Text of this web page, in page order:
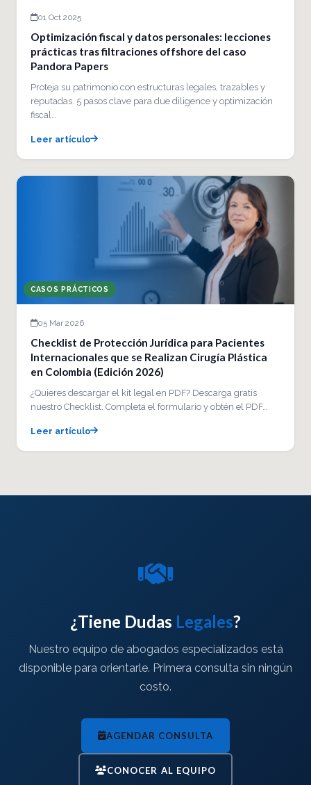
01 Oct 2025
Optimización fiscal y datos personales: lecciones
prácticas tras filtraciones offshore del caso
Pandora Papers
Proteja su patrimonio con estructuras legales, trazables y
reputadas. 5 pasos clave para due diligence y optimización
fiscal…
Leer artículo
CASOS PRÁCTICOS
05 Mar 2026
Checklist de Protección Jurídica para Pacientes
Internacionales que se Realizan Cirugía Plástica
en Colombia (Edición 2026)
¿Quieres descargar el kit legal en PDF? Descarga gratis
nuestro Checklist. Completa el formulario y obtén el PDF…
Leer artículo
¿Tiene Dudas Legales?
Nuestro equipo de abogados especializados está
disponible para orientarle. Primera consulta sin ningún
costo.
AGENDAR CONSULTA
CONOCER AL EQUIPO